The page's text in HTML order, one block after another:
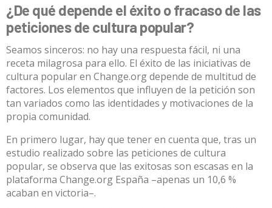
¿De qué depende el éxito o fracaso de las
peticiones de cultura popular?
Seamos sinceros: no hay una respuesta fácil, ni una
receta milagrosa para ello. El éxito de las iniciativas de
cultura popular en Change.org depende de multitud de
factores. Los elementos que influyen de la petición son
tan variados como las identidades y motivaciones de la
propia comunidad.
En primero lugar, hay que tener en cuenta que, tras un
estudio realizado sobre las peticiones de cultura
popular, se observa que las exitosas son escasas en la
plataforma Change.org España –apenas un 10,6 %
acaban en victoria–.